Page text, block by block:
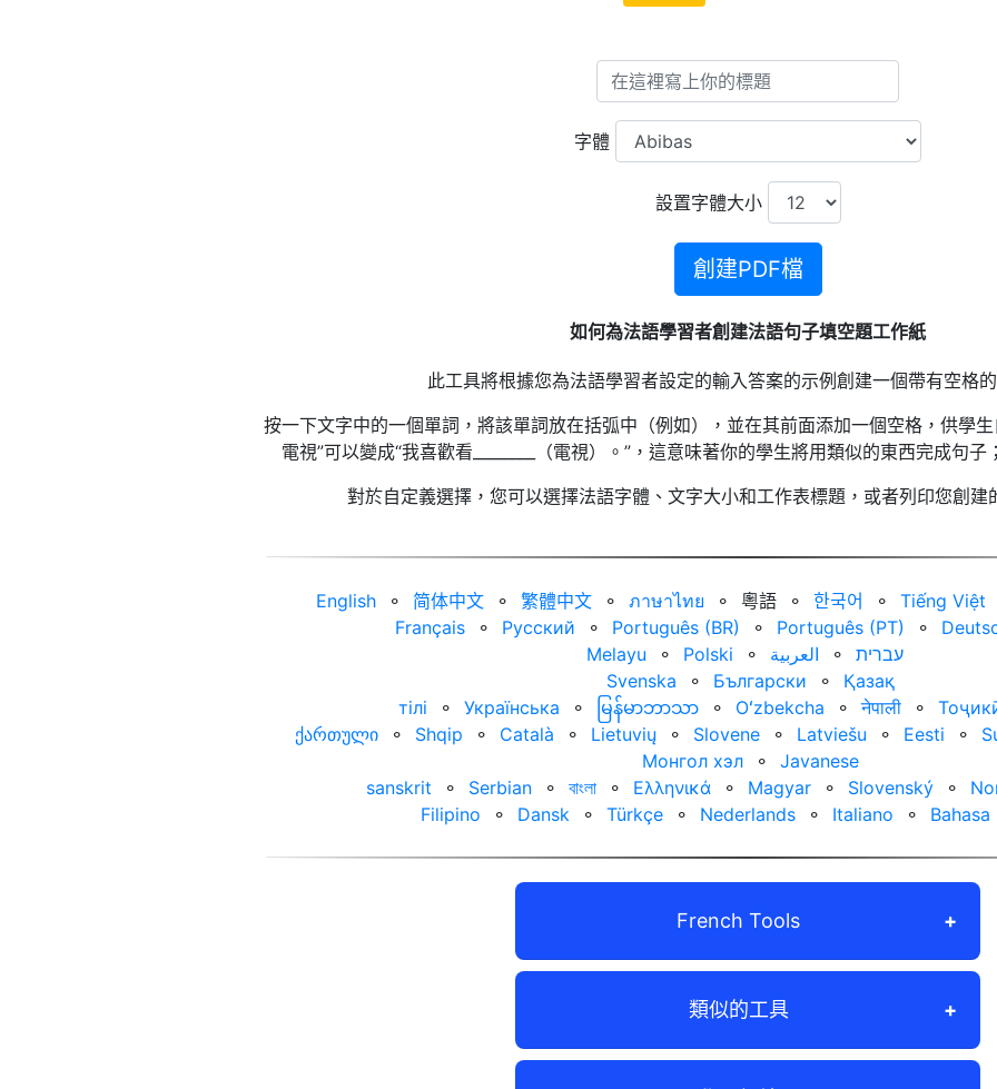
字體
設置字體大小
創建PDF檔
如何為法語學習者創建法語句子填空題工作紙
此工具將根據您為法語學習者設定的輸入答案的示例創建一個帶有空格
按一下文字中的一個單詞，將該單詞放在括弧中（例如），並在其前面添加一個空格，供學
電視”可以變成“我喜歡看________（電視）。”，這意味著你的學生將用類似的東西完成句
對於自定義選擇，您可以選擇法語字體、文字大小和工作表標題，或者列印您創建
English ⚬ 简体中文 ⚬ 繁體中文 ⚬ ภาษาไทย ⚬ 粵語 ⚬ 한국어 ⚬
Tiếng Việt
Français
⚬ Русский ⚬ Português (BR) ⚬ Português (PT) ⚬
Melayu
⚬ Polski ⚬ العربية‏ ⚬
עברית‏
Svenska
⚬ Български ⚬
Қазақ
тілі
⚬ Українська ⚬ မြန်မာဘာသာ ⚬ Oʻzbekcha ⚬ नेपाली ⚬
ქართული
⚬ Shqip ⚬ Català ⚬ Lietuvių ⚬ Slovene ⚬ Latviešu ⚬ Eesti ⚬
Монгол хэл
⚬
Javanese
sanskrit
⚬ Serbian ⚬ বাংলা ⚬ Ελληνικά ⚬ Magyar ⚬ Slovenský ⚬
Filipino
⚬ Dansk ⚬ Türkçe ⚬ Nederlands ⚬ Italiano ⚬
French Tools
類似的工具